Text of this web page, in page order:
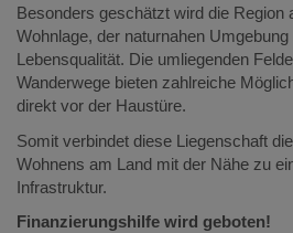
Besonders geschätzt wird die Region
Wohnlage, der naturnahen
Lebensqualität. Die umliegenden
Wanderwege bieten zahlreiche
direkt vor der Haustüre.
Somit verbindet diese Liegenschaft
Wohnens am Land mit der Nähe zu
Infrastruktur.
Finanzierungshilfe wird geboten!